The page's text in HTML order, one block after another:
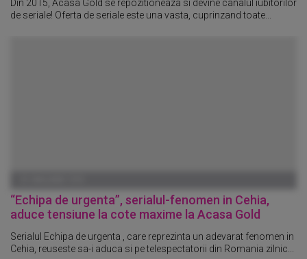
Din 2015, Acasa Gold se repozitioneaza si devine canalul iubitorilor
de seriale! Oferta de seriale este una vasta, cuprinzand toate...
“Echipa de urgenta”, serialul-fenomen in Cehia,
aduce tensiune la cote maxime la Acasa Gold
Serialul Echipa de urgenta , care reprezinta un adevarat fenomen in
Cehia, reuseste sa-i aduca si pe telespectatorii din Romania zilnic...